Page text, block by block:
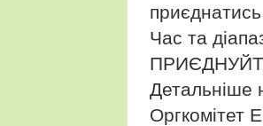
Час та
Детальніше
Оргкомітет